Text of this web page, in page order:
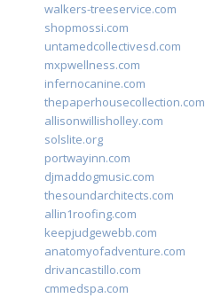
walkers-treeservice.com
shopmossi.com
untamedcollectivesd.com
mxpwellness.com
infernocanine.com
thepaperhousecollection.com
allisonwillisholley.com
solslite.org
portwayinn.com
djmaddogmusic.com
thesoundarchitects.com
allin1roofing.com
keepjudgewebb.com
anatomyofadventure.com
drivancastillo.com
cmmedspa.com